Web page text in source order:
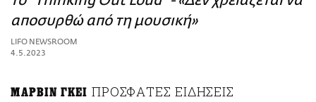
ΑΜΠΑ
PRINT
αποσυρθώ από τη μουσική»
LIFO NEWSROOM
4.5.2023
ΜΑΡΒΙΝ ΓΚΕΙ ΠΡΟΣΦΑΤΕΣ ΕΙΔΗΣΕΙΣ